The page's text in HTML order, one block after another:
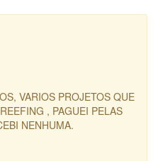
VARIOS PROJETOS QUE
, PAGUEI PELAS
NENHUMA.